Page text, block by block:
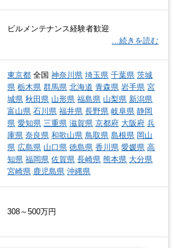
ビルメンテナンス経験者歓迎
…続きを読む
東京都 全国神奈川県 埼玉県 千葉県 茨城
県 栃木県 群馬県 北海道 青森県 岩手県 宮
城県 秋田県 山形県 福島県 山梨県 新潟県
富山県 石川県 福井県 長野県 岐阜県 静岡
県 愛知県 三重県 滋賀県 京都府 大阪府 兵
庫県 奈良県 和歌山県 鳥取県 島根県 岡山
県 広島県 山口県 徳島県 香川県 愛媛県 高
知県 福岡県 佐賀県 長崎県 熊本県 大分県
宮崎県 鹿児島県 沖縄県
308～500万円